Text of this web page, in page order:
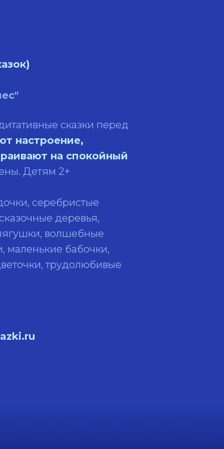
сказки перед
настроение,
на спокойный
Детям 2+
серебристые
деревья,
волшебные
маленькие бабочки,
трудолюбивые